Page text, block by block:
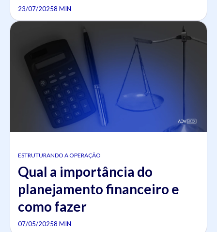
23/07/20258 MIN
ESTRUTURANDO A OPERAÇÃO
Qual a importância do
planejamento financeiro​ e
como fazer
07/05/20258 MIN